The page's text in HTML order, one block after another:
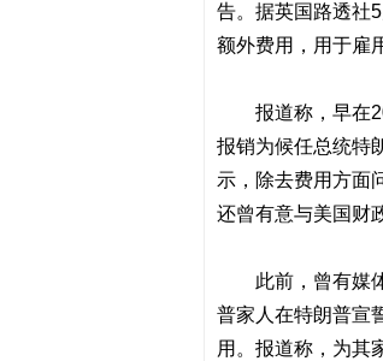
告。据英国路透社
额外费用，用于雇
报道称，早在
报销为候任总统特
示，除去费用方面
还曾有意与美国财
此前，曾有媒
普家人在特朗普宣
用。报道称，为其